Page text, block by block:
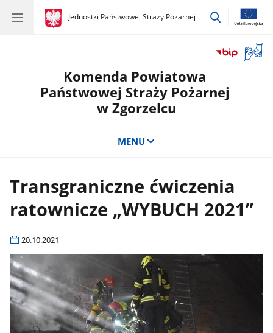
gov.pl
Jednostki Państwowej Straży Pożarnej
gov.pl
Jednostki
przejdź
okno
Komenda Powiatowa
Państwowej Straży Pożarnej
w Zgorzelcu
MENU
Transgraniczne ćwiczenia
ratownicze „WYBUCH 2021”
20.10.2021